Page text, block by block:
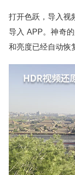
打开色跃，导入视
导入 APP。神奇
和亮度已经自动恢